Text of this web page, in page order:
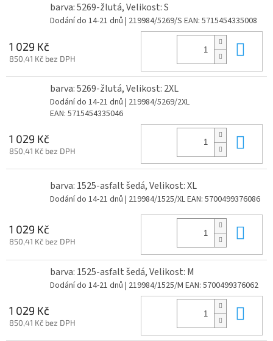
barva: 5269-žlutá, Velikost: S
Dodání do 14-21 dnů | 219984/5269/S EAN: 5715454335008
1 029 Kč
850,41 Kč bez DPH
barva: 5269-žlutá, Velikost: 2XL
Dodání do 14-21 dnů | 219984/5269/2XL
EAN: 5715454335046
1 029 Kč
850,41 Kč bez DPH
barva: 1525-asfalt šedá, Velikost: XL
Dodání do 14-21 dnů | 219984/1525/XLEAN: 5700499376086
1 029 Kč
850,41 Kč bez DPH
barva: 1525-asfalt šedá, Velikost: M
Dodání do 14-21 dnů | 219984/1525/M EAN: 5700499376062
1 029 Kč
850,41 Kč bez DPH